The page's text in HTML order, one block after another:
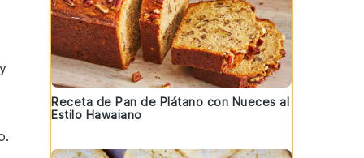
y
.
Receta de Pan de Plátano con Nueces al
Estilo Hawaiano